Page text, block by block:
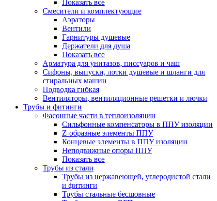
Показать все
Смесители и комплектующие
Аэраторы
Вентили
Гарнитуры душевые
Держатели для душа
Показать все
Арматура для унитазов, писсуаров и чаш
Сифоны, выпуски, лотки душевые и шланги для
стиральных машин
Подводка гибкая
Вентиляторы, вентиляционные решетки и лючки
Трубы и фитинги
Фасонные части в теплоизоляции
Cильфонные компенсаторы в ППУ изоляции
Z-образные элементы ППУ
Концевые элементы в ППУ изоляции
Неподвижные опоры ППУ
Показать все
Трубы из стали
Трубы из нержавеющей, углеродистой стали
и фитинги
Трубы стальные бесшовные